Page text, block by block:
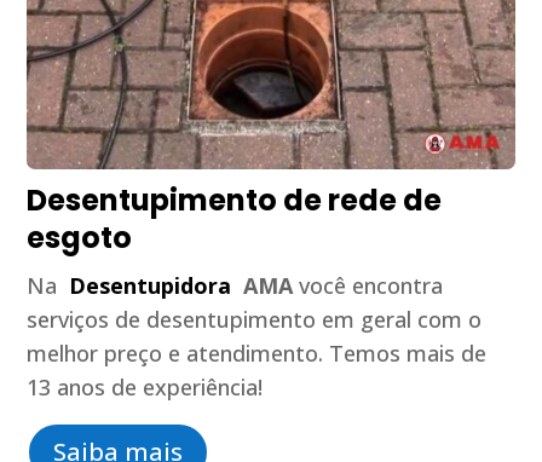
Desentupimento de rede de
esgoto
Na Desentupidora AMAvocê encontra
serviços de desentupimento em geral com o
melhor preço e atendimento. Temos mais de
13 anos de experiência!
Saiba mais